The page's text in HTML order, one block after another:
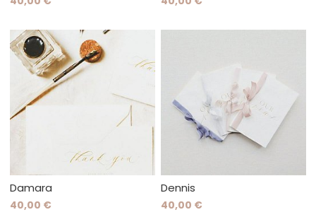
Damara
40,00 €
Dennis
40,00 €